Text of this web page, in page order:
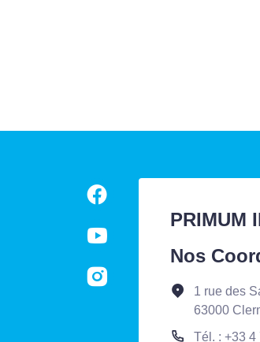
PRIMUM
Nos
1 rue des
63000
Tél. : +33 4